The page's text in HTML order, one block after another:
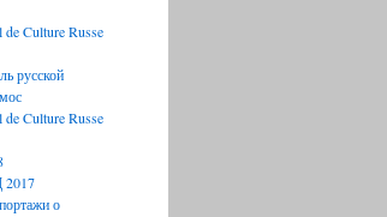
de Culture Russe
русской
de Culture Russe
о